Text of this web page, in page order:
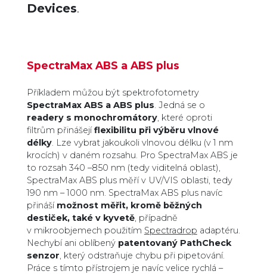
Devices.
SpectraMax ABS a ABS plus
Příkladem můžou být spektrofotometry
SpectraMax ABS a ABS plus. Jedná se o
readery s monochromátory, které oproti
filtrům přinášejíflexibilitu při výběru vlnové
délky. Lze vybrat jakoukoli vlnovou délku (v 1 nm
krocích) v daném rozsahu. Pro SpectraMax ABS je
to rozsah 340 –850 nm (tedy viditelná oblast),
SpectraMax ABS plus měří v UV/VIS oblasti, tedy
190 nm – 1000 nm. SpectraMax ABS plus navíc
přináší možnost měřit, kromě běžných
destiček, také v kyvetě, případně
v mikroobjemech použitím Spectradrop adaptéru.
Nechybí ani oblíbený patentovaný PathCheck
senzor, který odstraňuje chybu při pipetování.
Práce s tímto přístrojem je navíc velice rychlá –